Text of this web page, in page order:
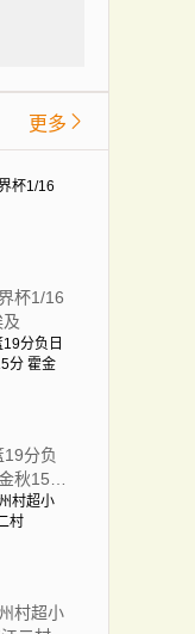
更多
杯1/16
分负
秋15分
村超小